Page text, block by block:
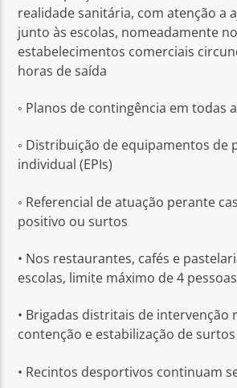
realidade sanitária, com atenção a
junto às escolas, nomeadamente
estabelecimentos comerciais
horas de saída
◦ Planos de contingência em todas
◦ Distribuição de equipamentos de
individual (EPIs)
◦ Referencial de atuação perante
positivo ou surtos
• Nos restaurantes, cafés e
escolas, limite máximo de 4
• Brigadas distritais de intervenção
contenção e estabilização de
• Recintos desportivos continuam